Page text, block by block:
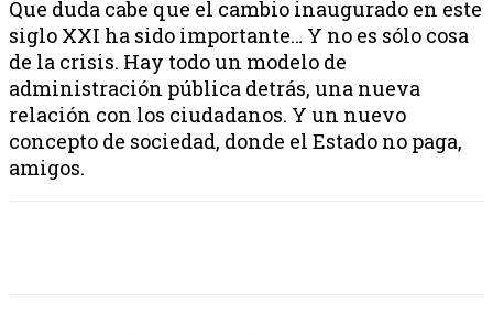
Que duda cabe que el cambio inaugurado en este
siglo XXI ha sido importante… Y no es sólo cosa
de la crisis. Hay todo un modelo de
administración pública detrás, una nueva
relación con los ciudadanos. Y un nuevo
concepto de sociedad, donde el Estado no paga,
amigos.